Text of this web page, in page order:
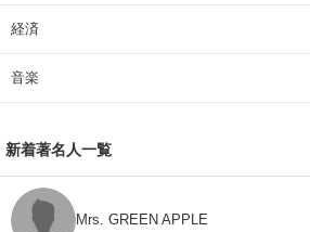
経済
音楽
新着著名人一覧
Mrs. GREEN APPLE